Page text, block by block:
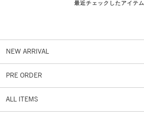
最近チェックしたアイテム
NEW ARRIVAL
PRE ORDER
ALL ITEMS